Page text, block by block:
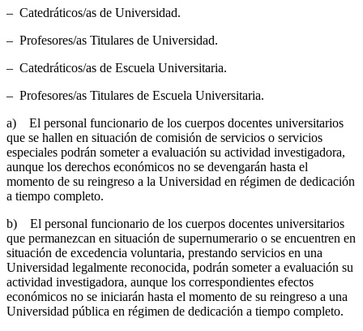
– Catedráticos/as de Universidad.
– Profesores/as Titulares de Universidad.
– Catedráticos/as de Escuela Universitaria.
– Profesores/as Titulares de Escuela Universitaria.
a) El personal funcionario de los cuerpos docentes universitarios
que se hallen en situación de comisión de servicios o servicios
especiales podrán someter a evaluación su actividad investigadora,
aunque los derechos económicos no se devengarán hasta el
momento de su reingreso a la Universidad en régimen de dedicación
a tiempo completo.
b) El personal funcionario de los cuerpos docentes universitarios
que permanezcan en situación de supernumerario o se encuentren en
situación de excedencia voluntaria, prestando servicios en una
Universidad legalmente reconocida, podrán someter a evaluación su
actividad investigadora, aunque los correspondientes efectos
económicos no se iniciarán hasta el momento de su reingreso a una
Universidad pública en régimen de dedicación a tiempo completo.